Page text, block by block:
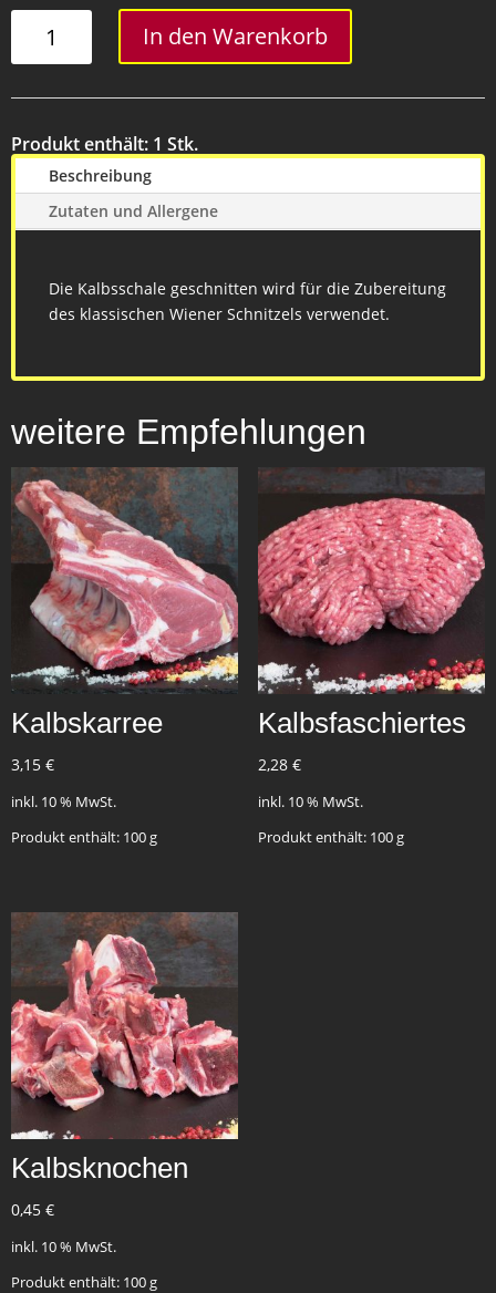
geschnitten
200
Menge
In den Warenkorb
Produkt enthält: 1 Stk.
Beschreibung
Zutaten und Allergene
Die Kalbsschale geschnitten wird für die Zubereitung
des klassischen Wiener Schnitzels verwendet.
weitere Empfehlungen
Kalbskarree
3,15 €
inkl. 10 % MwSt.
Produkt enthält: 100g
Kalbsfaschiertes
2,28 €
inkl. 10 % MwSt.
Produkt enthält: 100g
Kalbsknochen
0,45 €
inkl. 10 % MwSt.
Produkt enthält: 100g